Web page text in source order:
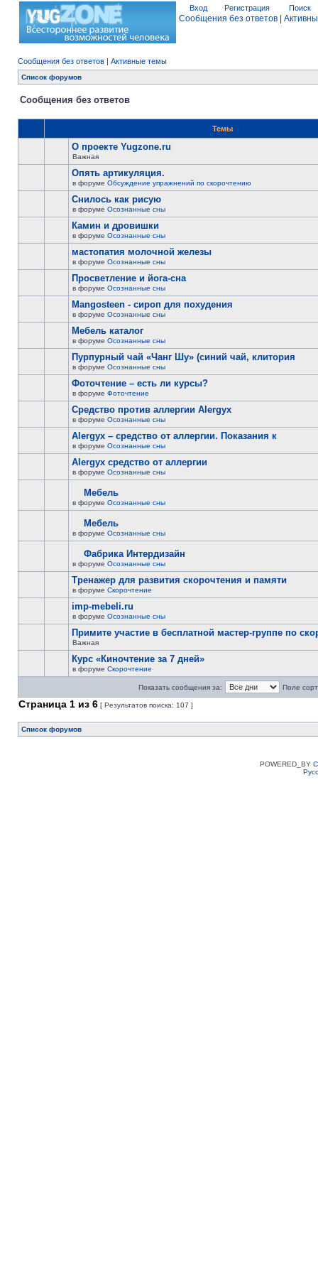
Вход Регистрация Поиск
Сообщения без ответов
Сообщения без ответов | Активные темы
Список форумов
Сообщения без ответов
Темы
О проекте Yugzone.ru
Важная
Опять артикуляция.
в форуме Обсуждение упражнений по скорочтению
Снилось как рисую
в форуме Осознанные сны
Камин и дровишки
в форуме Осознанные сны
мастопатия молочной железы
в форуме Осознанные сны
Просветление и йога-сна
в форуме Осознанные сны
Mangosteen - сироп для похудения
в форуме Осознанные сны
Мебель каталог
в форуме Осознанные сны
Пурпурный чай «Чанг Шу» (синий чай, клитория
в форуме Осознанные сны
Фоточтение – есть ли курсы?
в форуме Фоточтение
Cредство против аллергии Alergyx
в форуме Осознанные сны
Alergyx – средство от аллергии. Показания к
в форуме Осознанные сны
Alergyx средство от аллергии
в форуме Осознанные сны
Мебель
в форуме Осознанные сны
Мебель
в форуме Осознанные сны
Фабрика Интердизайн
в форуме Осознанные сны
Тренажер для развития скорочтения и памяти
в форуме Скорочтение
imp-mebeli.ru
в форуме Осознанные сны
Примите участие в бесплатной мастер-группе по
Важная
Курс «Киночтение за 7 дней»
в форуме Скорочтение
Показать сообщения за: Поле
Страница 1 из 6 [ Результатов поиска: 107 ]
Список форумов
POWERED_BY